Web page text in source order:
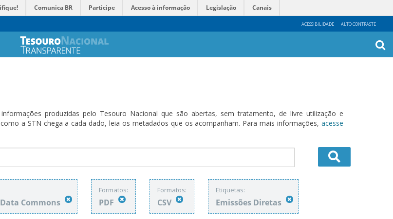
ACESSIBILIDADE ALTO CONTRASTE
Comunica BR Participe Acesso à informação Legislação Canais
produzidas pelo Tesouro Nacional que são abertas, sem tratamento, de livre utilização e
a STN chega a cada dado, leia os metadados que os acompanham. Para mais informações, acesse
Commons
Formatos:
PDF
Formatos:
CSV
Etiquetas:
Emissões Diretas